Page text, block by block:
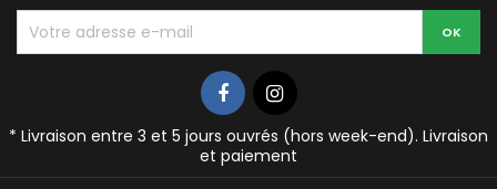
* Livraison entre 3 et 5 jours ouvrés (hors week-end). Livraison
et paiement